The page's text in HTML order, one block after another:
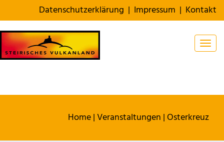
Datenschutzerklärung | Impressum | Kontakt
Home|Veranstaltungen |Osterkreuz